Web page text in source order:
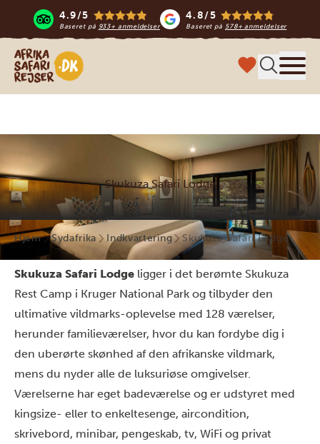
4.9/5
Baseret på 933+ anmeldelser
4.8/5
Baseret på 578+ anmeldelser
Safari-rejser i Afrika
Skukuza Safari Lodge
Hjem Sydafrika Indkvartering Skukuza Safari Lodge
Skukuza Safari Lodge ligger i det berømte Skukuza
Rest Camp i Kruger National Park og tilbyder den
ultimative vildmarks-oplevelse med 128 værelser,
herunder familieværelser, hvor du kan fordybe dig i
den uberørte skønhed af den afrikanske vildmark,
mens du nyder alle de luksuriøse omgivelser.
Værelserne har eget badeværelse og er udstyret med
kingsize- eller to enkeltesenge, aircondition,
skrivebord, minibar, pengeskab, tv, WiFi og privat